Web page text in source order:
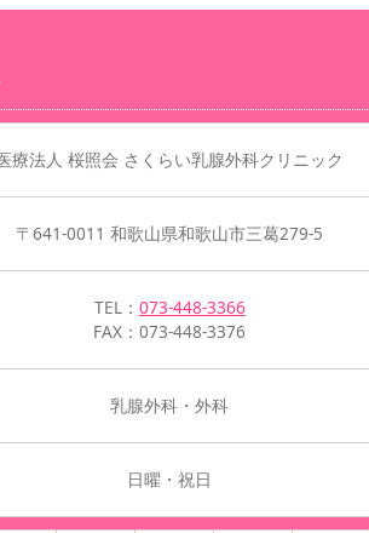
療法人 桜照会 さくらい乳腺外科クリニック
〒641-0011 和歌山県和歌山市三葛279-5
TEL： 073-448-3366
FAX：073-448-3376
乳腺外科・外科
日曜・祝日